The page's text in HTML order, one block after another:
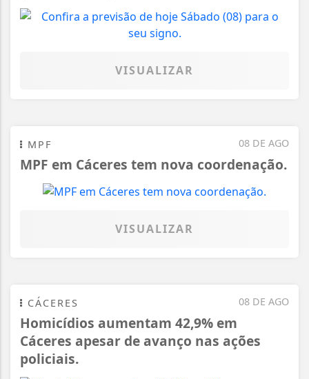
VISUALIZAR
08 DE AGO
MPF
MPF em Cáceres tem nova coordenação.
VISUALIZAR
08 DE AGO
CÁCERES
Homicídios aumentam 42,9% em
Cáceres apesar de avanço nas ações
policiais.